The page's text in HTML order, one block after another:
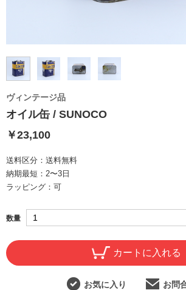
ヴィンテージ品
オイル缶 / SUNOCO
￥23,100
送料区分： 送料無料
納期最短： 2〜3日
ラッピング： 可
数量
カートに入れる
お気に入り お問